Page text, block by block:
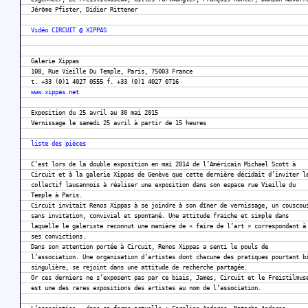
Jérôme Pfister, Didier Rittener
Vidéo CIRCUIT @ XIPPAS
Galerie Xippas
108, Rue Vieille Du Temple, Paris, 75003 France
t. +33 (0)1 4027 0555 f. +33 (0)1 4027 0716
www.xippas.net
Exposition du 25 avril au 30 mai 2015
Vernissage le samedi 25 avril à partir de 15 heures
liste des pièces
C’est lors de la double exposition en mai 2014 de l’Américain Michael Scott à
Circuit et à la galerie Xippas de Genève que cette dernière décidait d’inviter
collectif lausannois à réaliser une exposition dans son espace rue Vieille du
Temple à Paris.
Circuit invitait Renos Xippas à se joindre à son dîner de vernissage, un
sans invitation, convivial et spontané. Une attitude fraiche et simple dans
laquelle le galeriste reconnut une manière de « faire de l’art » correspondant à
ses convictions.
Dans son attention portée à Circuit, Renos Xippas a senti le pouls de
l’association. Une organisation d’artistes dont chacune des pratiques pourtant
singulière, se rejoint dans une attitude de recherche partagée.
Or ces derniers ne s’exposent pas par ce biais, James, Circuit et le
est une des rares expositions des artistes au nom de l’association.